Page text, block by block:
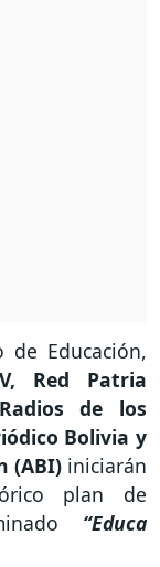
Educación,
Red Patria
de los
Bolivia y
(ABI)iniciarán
plan de
“Educa